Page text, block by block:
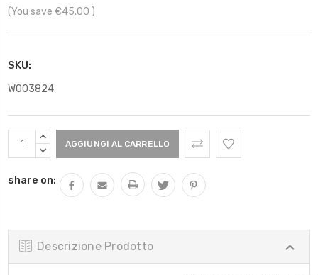
(You save €45.00 )
SKU:
W003824
Scorta
Attuale:
AUMENTARE
QUANTITÀ:
DIMINUIRE
share on:
Descrizione Prodotto